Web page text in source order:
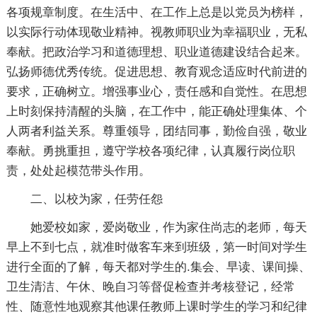
各项规章制度。在生活中、在工作上总是以党员为榜样，
以实际行动体现敬业精神。视教师职业为幸福职业，无私
奉献。把政治学习和道德理想、职业道德建设结合起来。
弘扬师德优秀传统。促进思想、教育观念适应时代前进的
要求，正确树立。增强事业心，责任感和自觉性。在思想
上时刻保持清醒的头脑，在工作中，能正确处理集体、个
人两者利益关系。尊重领导，团结同事，勤俭自强，敬业
奉献。勇挑重担，遵守学校各项纪律，认真履行岗位职
责，处处起模范带头作用。
二、以校为家，任劳任怨
她爱校如家，爱岗敬业，作为家住尚志的老师，每天
早上不到七点，就准时做客车来到班级，第一时间对学生
进行全面的了解，每天都对学生的.集会、早读、课间操、
卫生清洁、午休、晚自习等督促检查并考核登记，经常
性、随意性地观察其他课任教师上课时学生的学习和纪律